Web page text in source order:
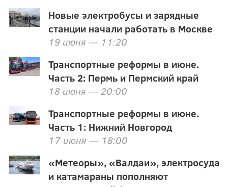
Новые электробусы и зарядные
станции начали работать в Москве
19 июня — 11:20
Транспортные реформы в июне.
Часть 2: Пермь и Пермский край
18 июня — 20:00
Транспортные реформы в июне.
Часть 1: Нижний Новгород
17 июня — 18:00
«Метеоры», «Валдаи», электросуда
и катамараны пополняют